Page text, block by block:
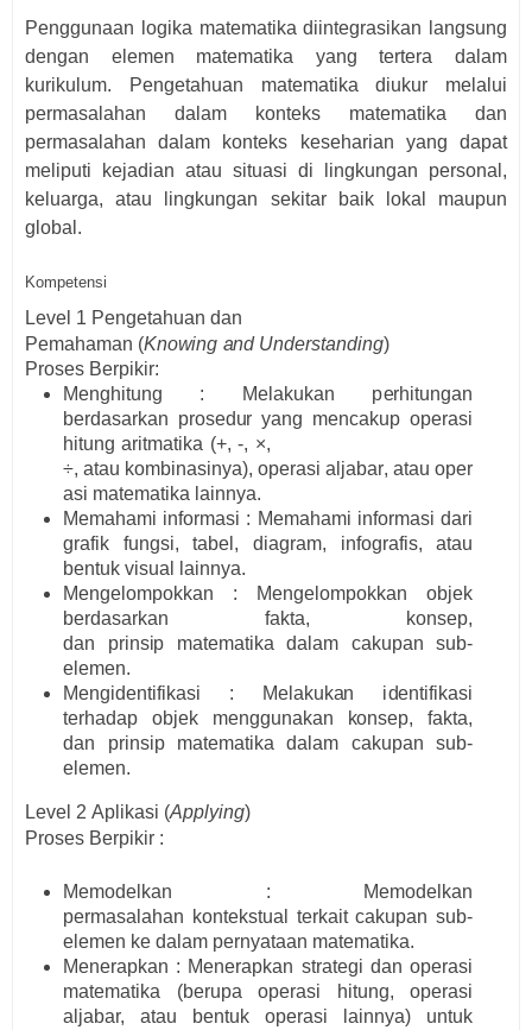
Penggunaan logika matematika diintegrasikan langsung
dengan elemen matematika yang tertera dalam
kurikulum. Pengetahuan matematika diukur melalui
permasalahan dalam konteks matematika dan
permasalahan dalam konteks keseharian yang dapat
meliputi kejadian atau situasi di lingkungan personal,
keluarga, atau lingkungan sekitar baik lokal maupun
global.
Kompetensi
Level 1 Pengetahuan dan
Pemahaman (Knowing and Understanding)
Proses Berpikir:
Menghitung : Melakukan perhitungan
berdasarkan prosedur yang mencakup operasi
hitung aritmatika (+, -, ×,
÷,atau kombinasinya),operasi a ljabar,atauoper
asi matematika ainnya.
Memahami informasi : Memahami informasi dari
grafik fungsi, tabe , diagram, infografis,atau
bentuk visua ainnya.
Mengel ompokkan : Menge lompokkanobjek
berdasarkanfakta, konsep,
dan prinsip matematika da lam cakupansub-
e emen.
Mengidentifikasi : Mel akukan identifikasi
terhadap objek menggunakan konsep,fakta,
dan prinsip matematika da lam cakupansub-
e emen.
Level 2 Ap ikasi (Applying)
Proses Berpikir :
Memodelkan :
Memodelkan
permasalahan kontekstual terkait cakupan sub-
elemen ke dalam pernyataan matematika.
Menerapkan : Menerapkan strategi dan operasi
matematika (berupa operasi hitung, operasi
aljabar, atau bentuk operasi lainnya) untuk